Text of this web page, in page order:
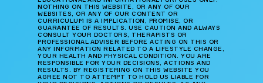
NOTHING ON THIS WEBSITE, OR ANY OF OUR
WEBSITES, OR ANY OF OUR CONTENT OR
CURRICULUM IS A IMPLICATION, PROMISE, OR
GUARANTEE OF RESULTS. USE CAUTION AND ALWAYS
CONSULT YOUR DOCTORS, THERAPISTS OR
PROFESSIONAL ADVISER BEFORE ACTING ON THIS OR
ANY INFORMATION RELATED TO A LIFESTYLE CHANGE,
YOUR HEALTH AND PHYSICAL CONDITION. YOU ARE
RESPONSIBLE FOR YOUR DECISIONS, ACTIONS AND
RESULTS. BY REGISTERING ON THIS WEBSITE YOU
AGREE NOT TO ATTEMPT TO HOLD US LIABLE FOR